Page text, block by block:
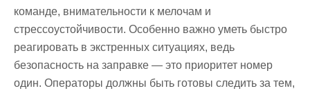
команде, внимательности к мелочам и
стрессоустойчивости. Особенно важно уметь быстро
реагировать в экстренных ситуациях, ведь
безопасность на заправке — это приоритет номер
один. Операторы должны быть готовы следить за тем,